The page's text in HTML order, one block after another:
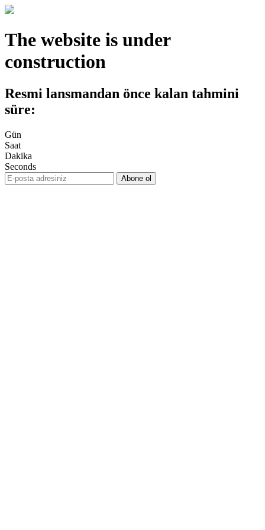
The website is under
construction
Resmi lansmandan önce kalan tahmini
süre:
Gün
Saat
Dakika
Seconds